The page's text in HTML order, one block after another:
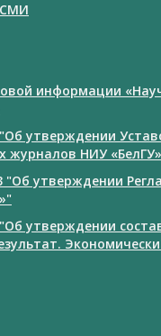
СМИ
информации
утверждении
журналов НИУ «БелГУ»
"Об утверждении
утверждении